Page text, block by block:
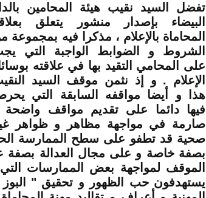
تفضل السيد نقيب هيئة المحامين
البيضاء بإصدار منشور يتعلق
المحاماة بالإعلام ، مذكرا فيه بمجموعة
الشروط و الضوابط الواجبة التي
على المحامي التقيد بها في علاقته
الإعلام . و إذ نثمن موقف السيد
هذا و أيضا مواقفه السابقة التي
فيها دائما على تقديم مواقف واضحة
صارمة في مواجهة مظاهر و ظواهر
صحية قد تطفو على سطح الممارسة
بصفة خاصة و على مجال العدالة بصفة
الموقف لمواجهة بعض الممارسات التي
يستهدفون حب الظهور و تحقيق "